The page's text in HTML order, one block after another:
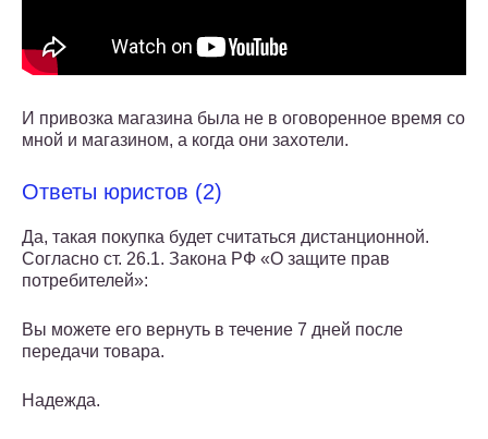
И привозка магазина была не в оговоренное время со
мной и магазином, а когда они захотели.
Ответы юристов (2)
Да, такая покупка будет считаться дистанционной.
Согласно ст. 26.1. Закона РФ «О защите прав
потребителей»:
Вы можете его вернуть в течение 7 дней после
передачи товара.
Надежда.